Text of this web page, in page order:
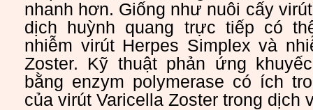
nhanh hơn. Giống như nuôi cấy
dịch huỳnh quang trực tiếp có
nhiễm virút Herpes Simplex và
Zoster. Kỹ thuật phản ứng
bằng enzym polymerase có ích
của virút Varicella Zoster trong dịch